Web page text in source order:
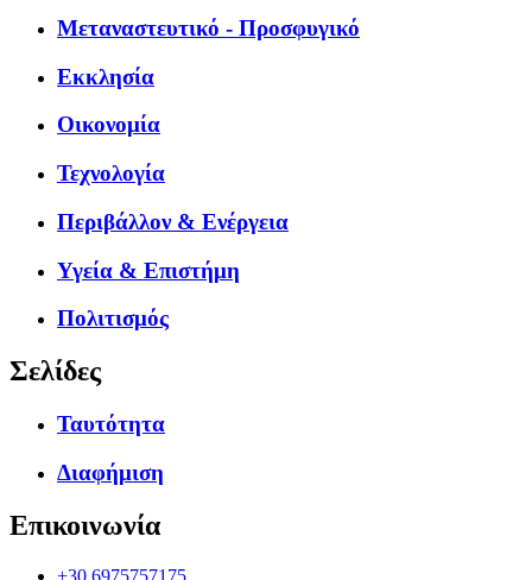
Μεταναστευτικό - Προσφυγικό
Εκκλησία
Οικονομία
Τεχνολογία
Περιβάλλον & Ενέργεια
Υγεία & Επιστήμη
Πολιτισμός
Σελίδες
Ταυτότητα
Διαφήμιση
Επικοινωνία
+30.6975757175